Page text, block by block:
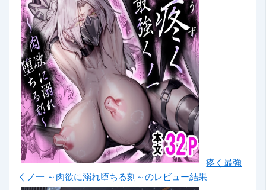
疼く最強
くノ一 ～肉欲に溺れ堕ちる刻～のレビュー結果